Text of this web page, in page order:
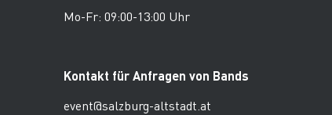
Mo-Fr: 09:00-13:00 Uhr
Kontakt für Anfragen von Bands
event@salzburg-altstadt.at